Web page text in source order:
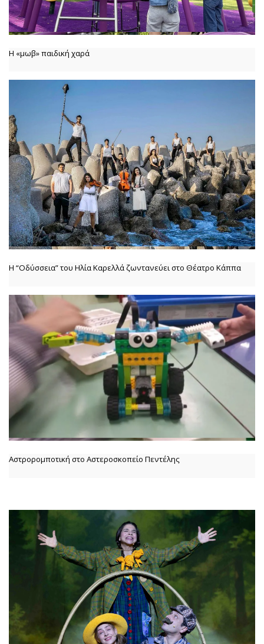
Η «μωβ» παιδική χαρά
Η “Οδύσσεια” του Ηλία Καρελλά ζωντανεύει στο Θέατρο Κάππα
Αστρορομποτική στο Αστεροσκοπείο Πεντέλης